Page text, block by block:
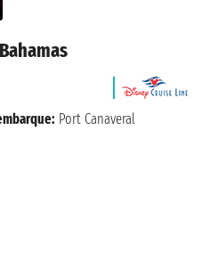
Port Canaveral